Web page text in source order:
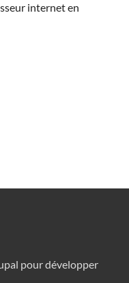
internet en
pour développer